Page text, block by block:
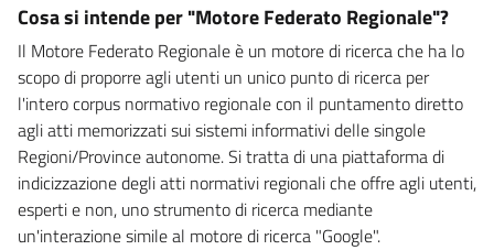
Cosa si intende per "Motore Federato Regionale"?
Il Motore Federato Regionale è un motore di ricerca che ha lo
scopo di proporre agli utenti un unico punto di ricerca per
l'intero corpus normativo regionale con il puntamento diretto
agli atti memorizzati sui sistemi informativi delle singole
Regioni/Province autonome. Si tratta di una piattaforma di
indicizzazione degli atti normativi regionali che offre agli utenti,
esperti e non, uno strumento di ricerca mediante
un'interazione simile al motore di ricerca "Google".